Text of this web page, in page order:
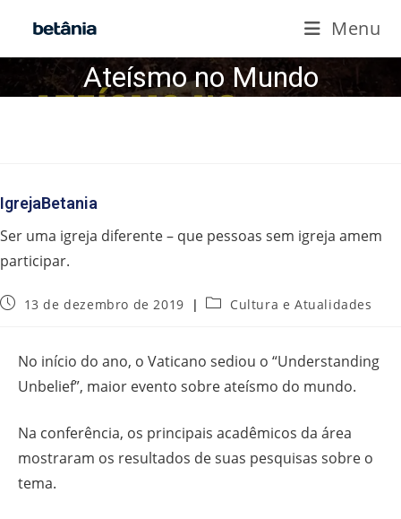
o
conteúdo
Menu
Ateísmo no Mundo
IgrejaBetania
Ser uma igreja diferente – que pessoas sem igreja amem
participar.
Post13 de dezembro de 2019
Categoria
Cultura e Atualidades
No início do ano, o Vaticano sediou o “Understanding
Unbelief”, maior evento sobre ateísmo do mundo.
Na conferência, os principais acadêmicos da área
mostraram os resultados de suas pesquisas sobre o
tema.